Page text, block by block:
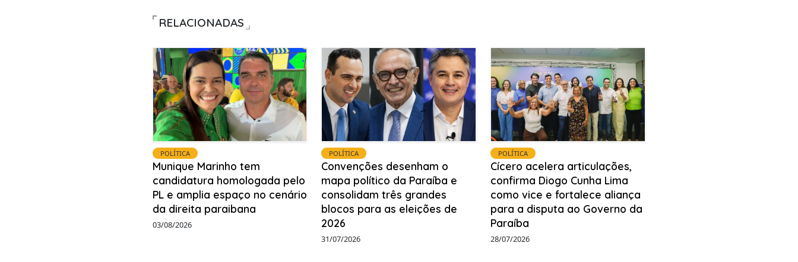
RELACIONADAS
POLÍTICA
Munique Marinho tem
candidatura homologada pelo
PL e amplia espaço no cenário
da direita paraibana
03/08/2026
POLÍTICA
Convenções desenham o
mapa político da Paraíba e
consolidam três grandes
blocos para as eleições de
2026
31/07/2026
POLÍTICA
Cícero acelera articulações,
confirma Diogo Cunha Lima
como vice e fortalece aliança
para a disputa ao Governo da
Paraíba
28/07/2026